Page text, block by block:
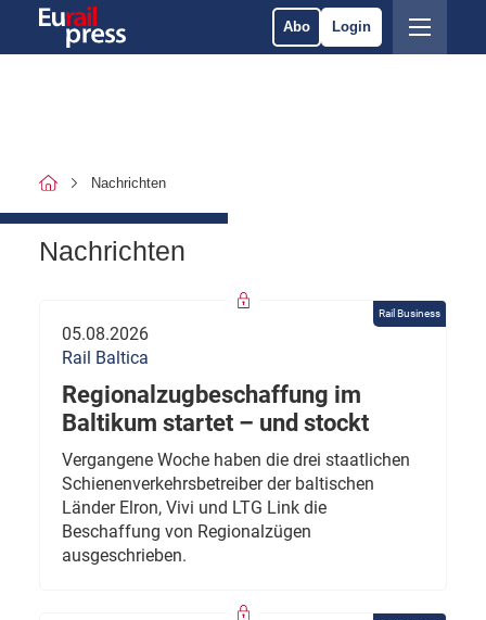
Abo Login
Nachrichten
Nachrichten
Rail Business
05.08.2026
Rail Baltica
Regionalzugbeschaffung im
Baltikum startet – und stockt
Vergangene Woche haben die drei staatlichen
Schienenverkehrsbetreiber der baltischen
Länder Elron, Vivi und LTG Link die
Beschaffung von Regionalzügen
ausgeschrieben.